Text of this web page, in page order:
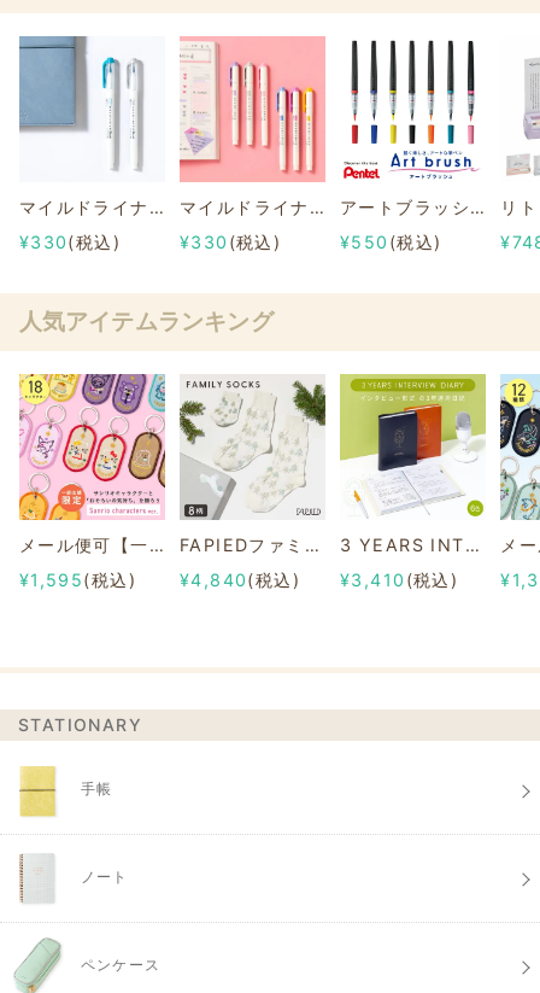
マイルドライナーブラッシュ SUNNYおすすめセット
¥330(税込)
マイルドライナー スタプラ部おすすめ3本セット
¥330 (税込)
アートブラッシュ
¥550 (税込)
リ
人気アイテムランキング
メール便可【一部店舗限定】2/8b PAIR KEY RING Sanrio characters ver.
¥1,595(税込)
FAPIEDファミリーソックスセット 総柄
¥4,840(税込)
3 YEARS INTERVIEW DIARY
¥3,410 (税込)
STATIONARY
手帳
ノート
ペンケース